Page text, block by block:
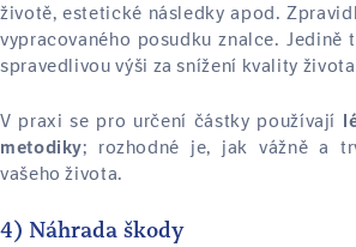
životě, estetické následky apod.
vypracovaného posudku znalce.
spravedlivou výši za snížení kvality
V praxi se pro určení částky používají
metodiky; rozhodné je, jak vážně a
vašeho života.
4) Náhrada škody